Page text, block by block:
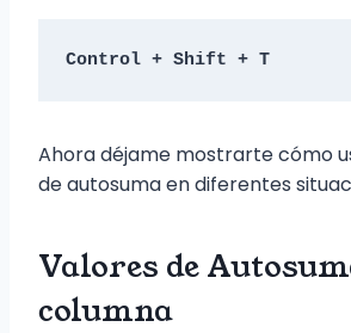
Control + Shift + T
Ahora déjame mostrarte cómo
de autosuma en diferentes
Valores de
columna